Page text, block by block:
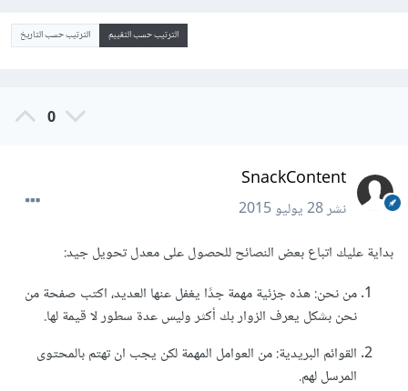
الترتيب حسب التقييم الترتيب حسب التاريخ
0
SnackContent
نشر28 يوليو 2015
بداية عليك اتباع بعض النصائح للحصول على معدل تحويل جيد:
من نحن: هذه جزئية مهمة جدًا يغفل عنها العديد، اكتب صفحة من
نحن بشكل يعرف الزوار بك أكثر وليس عدة سطور لا قيمة لها.
القوائم البريدية: من العوامل المهمة لكن يجب ان تهتم بالمحتوى
المرسل لهم.